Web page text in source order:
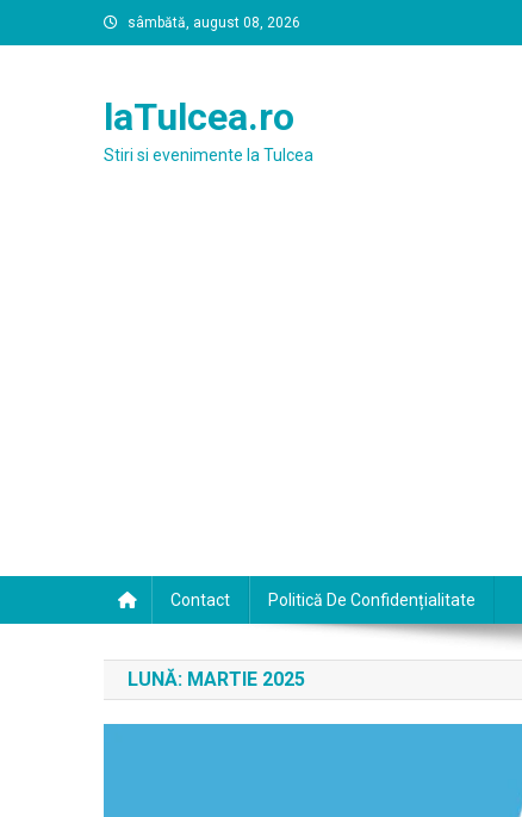
to
sâmbătă, august 08, 2026
laTulcea.ro
Stiri si evenimente la Tulcea
Contact Politică De Confidențialitate
LUNĂ: MARTIE 2025